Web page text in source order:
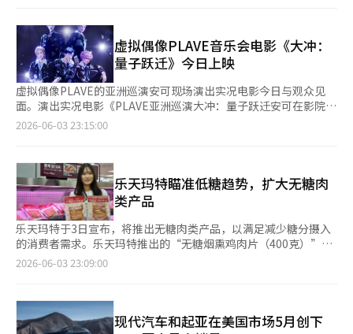
整治项目的分销时点不同，排名也会有显著变化。 业内人士预
计，今年首尔分销市场的需求将集中在江南地区的大型项目上。尽
管施工成本上升和分销价格压力持续，但首尔核心位置的新建项目
稀缺性依然很高。 一位大型建筑公司相关人士表示：“首尔的供
应本身就有限，因此确定分销时点的整治项目影响力很大。今年的
排名也很可能取决于大型项目的日程，而非个别建筑公司的年度战
略。”※ 本报道经人工智能（AI）系统翻译与编辑。
斯举行的CES展会上宣布，将2026年定为“AI电视普及时代的元
年”，旨在为客户的日常生活带来乐趣与舒适。三星电子在今年推
出的电视型号中，除了现有的微型RGB电视、OLED、Neo QLED
等高端电视系列外，还新增了搭载创新AI功能的迷你LED和UHD等
中低端系列。三星电视配备了集成AI平台“视觉AI助手（Vision AI
Companion）”。该平台基于AI技术，为观看电视的用户提供优
化的答案和信息，提升观看体验的乐趣与便利。特别是在今年推出
的新电视产品系列中，AI能够实时分析足球比赛场景，提供清晰的
备实时分析视频中的对话、背景音乐、音效等多种声音并自动优化
的功能“AI声音控制专业版”也被引入，提升了内容的沉浸感。三
星电子表示，搭载多种AI功能的2026年款微型RGB电视和OLED电
视已获得英国和美国主要IT媒体的持续好评。※ 本报道经人工智
能（AI）系统翻译与编辑。
司大师反乔为主角的游戏。该游戏讲述了反乔与《戴夫潜水员》的
主角‘戴夫’相遇之前的故事。 民特罗克特正围绕《戴夫潜水
员》推出多款游戏，以扩展其知识产权(IP)。自2023年发布以来，
《戴夫潜水员》已成为全球累计销量突破800万的热门作品。 在6
月18日，将发布《戴夫潜水员》的首个正式下载内容(DLC)‘丛林
探险’。民特罗克特在《戴夫潜水员》发布后进行了内容更新，但
此次是首次推出大规模的付费扩展DLC。※ 本报道经人工智能
（AI）系统翻译与编辑。
虚拟偶像PLAVE音乐会电影《大冲：
量子跃迁》今日上映
虚拟偶像PLAVE的亚洲巡演安可现场演出实况电影今日与观众见
面。演出实况电影《PLAVE亚洲巡演大冲：量子跃迁安可在影院》
于3日正式上映。该电影记录了PLAVE的亚洲巡演《大冲：量子跃
他们在首尔的舞台。电影在上映前两周的5月20日开放预售，便吸
引了约3万名观众预订，显示了粉丝们的热情。影片中包含了标题
舞台、仅在演唱会上才能看到的表演，以及表达对粉丝心意的粉丝
歌曲，记录了亚洲巡演的精彩瞬间。此外，电影还增加了提升观众
沉浸感的特别附加内容。影片将以2D、4DX、超4DX、屏幕X等多
种格式放映。为上映周的观众准备了现场赠品活动，以及在CGV龙
山I-Park Mall的拍照区等影院活动。PLAVE近期在音乐专辑和全球
排行榜上也取得了佳绩。4月13日发行的迷你专辑《卡利戈第二部
录。此外，PLAVE还进入了美国Billboard主流专辑榜《Billboard
200》和《Billboard艺术家100》，展现了其全球影响力。作为虚
拟艺术家，PLAVE在K-pop市场不断扩大影响力，继音乐专辑和演
2026-06-03 23:15:00
乐天玛特瞄准低糖趋势，扩大无糖肉
类产品
乐天玛特于3日宣布，将推出无糖肉类产品，以满足减少糖分摄入
的消费者需求。乐天玛特推出的“无糖烟熏鸡肉片（400克）”不
含糖分和替代甜味剂。该产品将在10日前进行1+1促销，售价为1
相关的鸡肉和鸭肉等禽肉类产品销售额同比增长28%。同期销量也
增长了32%。去年首次推出的“零糖烟熏鸭肉片”单品销量达10
2026-06-03 23:09:00
现代汽车和起亚在美国市场5月创下